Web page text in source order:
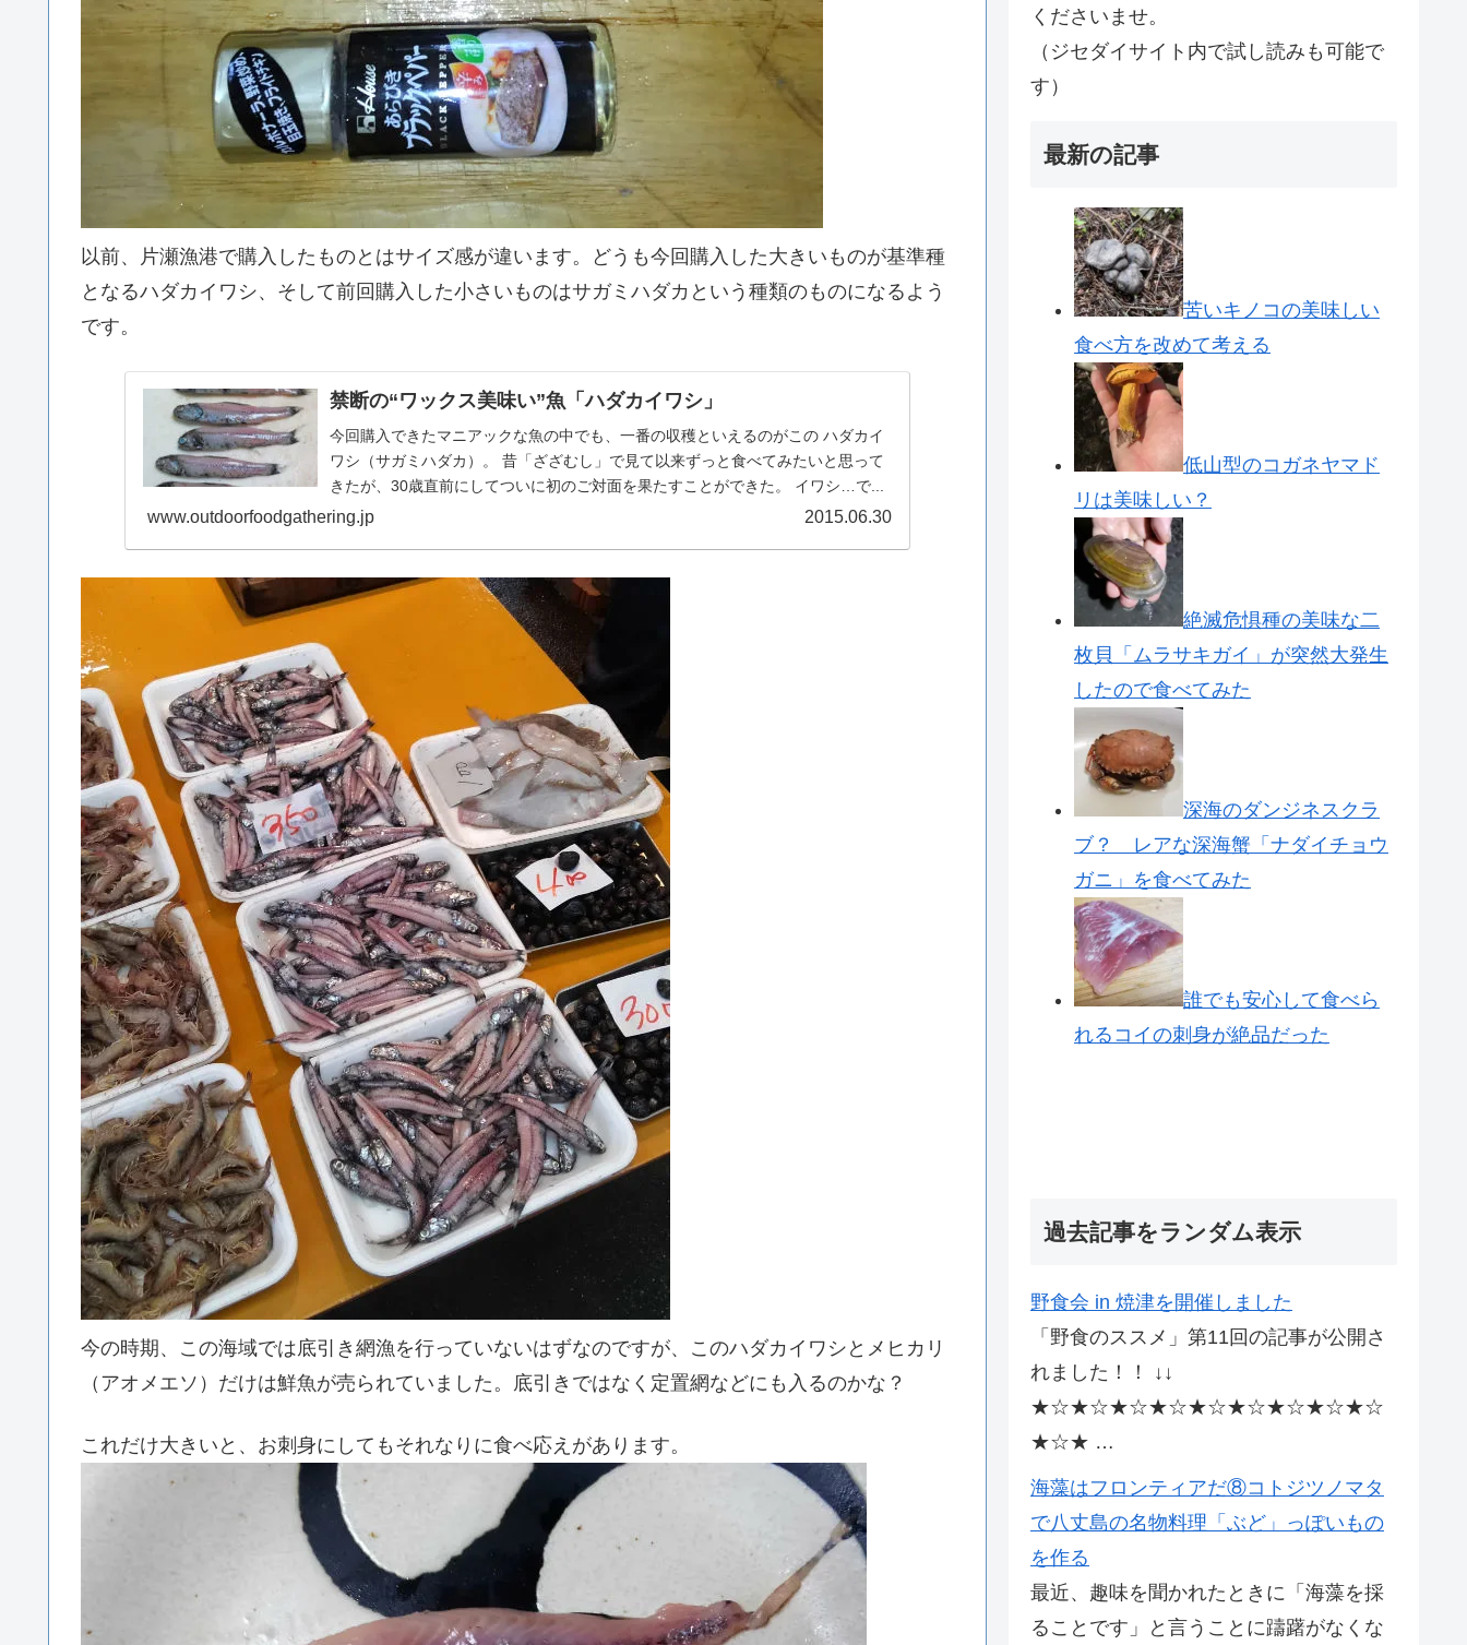
以前、片瀬漁港で購入したものとはサイズ感が違います。どうも今回購入した大きいものが基準種
となるハダカイワシ、そして前回購入した小さいものはサガミハダカという種類のものになるよう
です。
禁断の“ワックス美味い”魚「ハダカイワシ」
今回購入できたマニアックな魚の中でも、一番の収穫といえるのがこの ハダカイ
ワシ（サガミハダカ）。 昔「ざざむし」で見て以来ずっと食べてみたいと思って
きたが、30歳直前にしてついに初のご対面を果たすことができた。 イワシ…で...
www.outdoorfoodgathering.jp 2015.06.30
今の時期、この海域では底引き網漁を行っていないはずなのですが、このハダカイワシとメヒカリ
（アオメエソ）だけは鮮魚が売られていました。底引きではなく定置網などにも入るのかな？
これだけ大きいと、お刺身にしてもそれなりに食べ応えがあります。
くださいませ。
（ジセダイサイト内で試し読みも可能で
す）
最新の記事
苦いキノコの美味しい
食べ方を改めて考える
低山型のコガネヤマド
リは美味しい？
絶滅危惧種の美味な二
枚貝「ムラサキガイ」が突然大発生
したので食べてみた
深海のダンジネスクラ
ブ？ レアな深海蟹「ナダイチョウ
ガニ」を食べてみた
誰でも安心して食べら
れるコイの刺身が絶品だった
過去記事をランダム表示
野食会 in 焼津を開催しました
「野食のススメ」第11回の記事が公開さ
れました！！ ↓↓
★☆★☆★☆★☆★☆★☆★☆★☆★☆
★☆★ …
海藻はフロンティアだ⑧コトジツノマタ
で八丈島の名物料理「ぶど」っぽいもの
を作る
最近、趣味を聞かれたときに「海藻を採
ることです」と言うことに躊躇がなくな